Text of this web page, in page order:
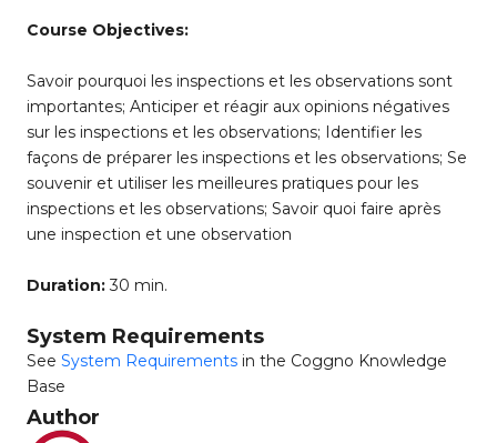
Course Objectives:
Savoir pourquoi les inspections et les observations sont
importantes; Anticiper et réagir aux opinions négatives
sur les inspections et les observations; Identifier les
façons de préparer les inspections et les observations; Se
souvenir et utiliser les meilleures pratiques pour les
inspections et les observations; Savoir quoi faire après
une inspection et une observation
Duration:30 min.
System Requirements
See System Requirements in the Coggno Knowledge
Base
Author